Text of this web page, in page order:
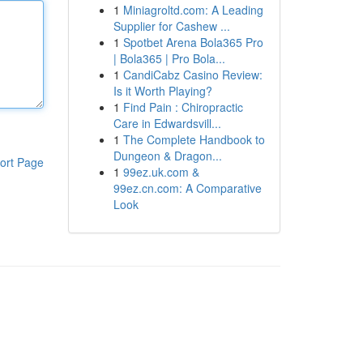
Page
1 Miniagroltd.com: A Leading
Supplier for Cashew ...
1 Spotbet Arena Bola365 Pro
| Bola365 | Pro Bola...
1 CandiCabz Casino Review:
Is it Worth Playing?
1 Find Pain : Chiropractic
Care in Edwardsvill...
1 The Complete Handbook to
Dungeon & Dragon...
1 99ez.uk.com &
99ez.cn.com: A Comparative
Look